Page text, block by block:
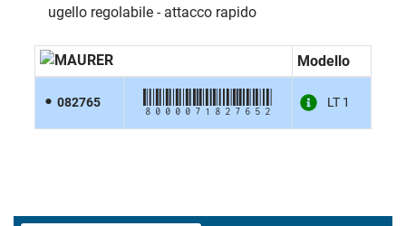
ugello regolabile - attacco rapido
Modello
082765 8000071827652 LT 1